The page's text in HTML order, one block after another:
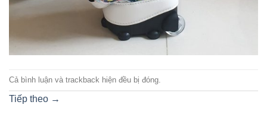
Cả bình luận và trackback hiện đều bị đóng.
Tiếp theo →